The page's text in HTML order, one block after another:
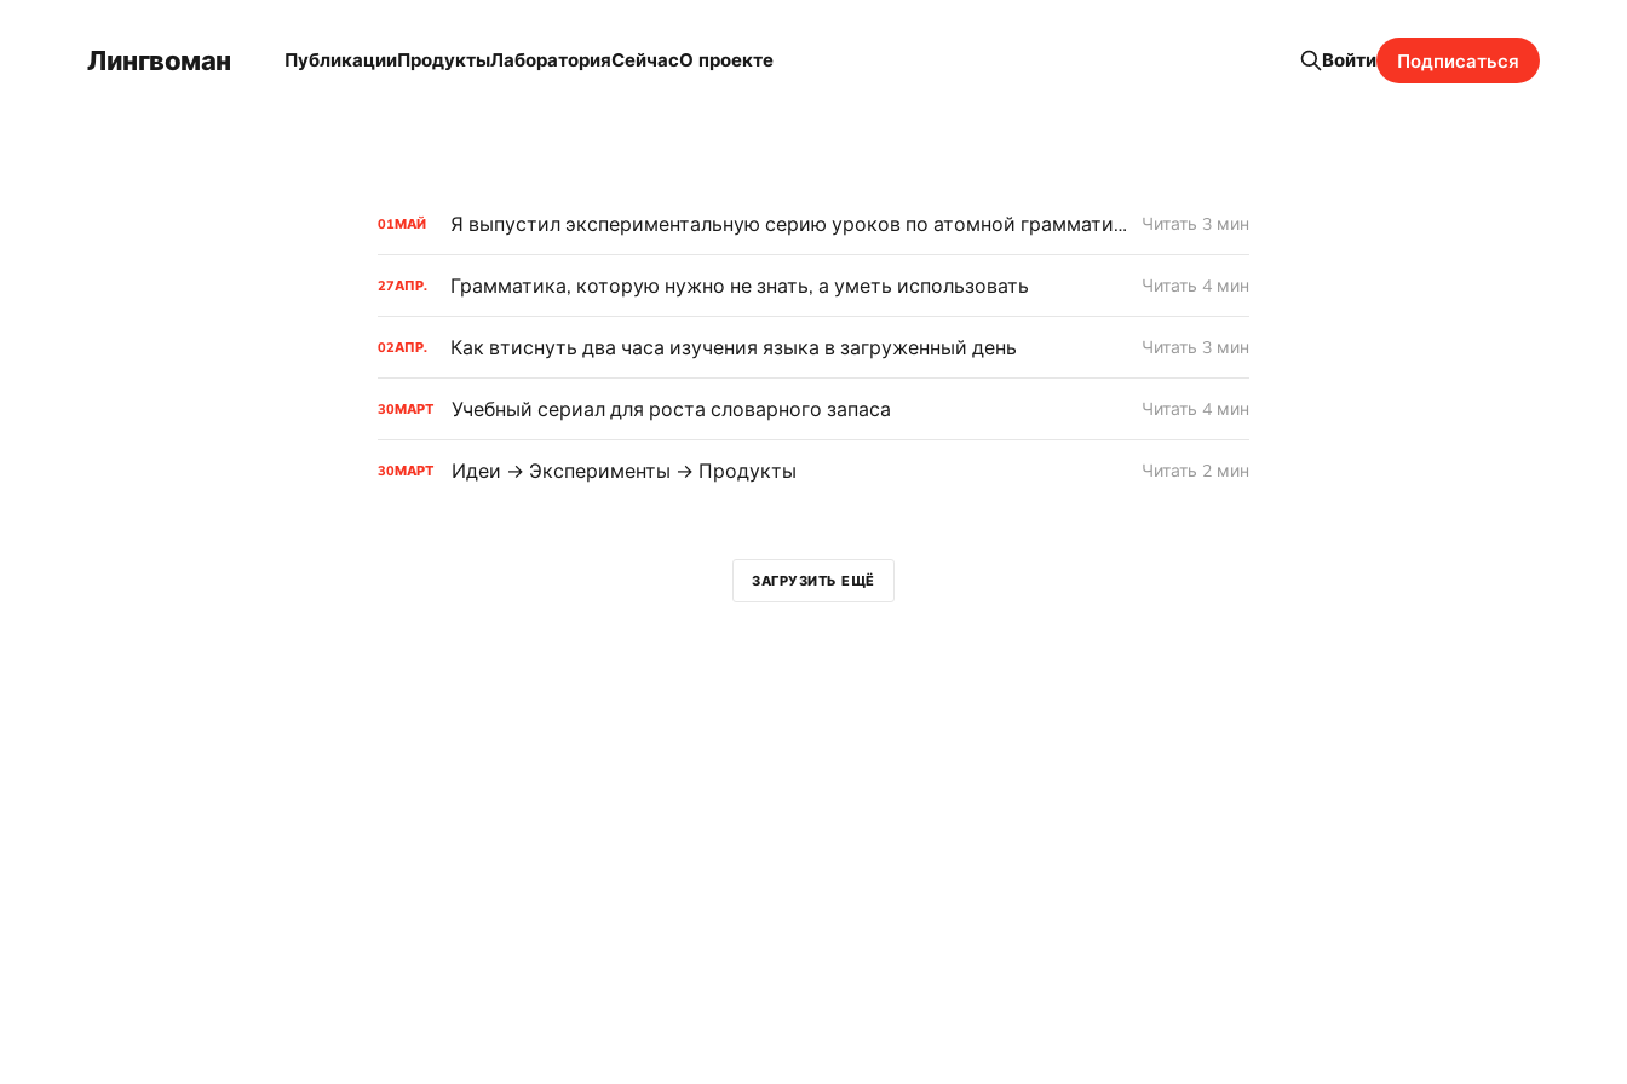
Лингвоман ПубликацииПродуктыЛабораторияСейчасО проекте Войти Подписаться
01МАЙ Я выпустил экспериментальную серию уроков по атомной грамматике Читать 3 мин
27АПР. Грамматика, которую нужно не знать, а уметь использовать Читать 4 мин
02АПР. Как втиснуть два часа изучения языка в загруженный день Читать 3 мин
30МАРТ Учебный сериал для роста словарного запаса Читать 4 мин
30МАРТ Идеи → Эксперименты → Продукты Читать 2 мин
ЗАГРУЗИТЬ ЕЩЁ